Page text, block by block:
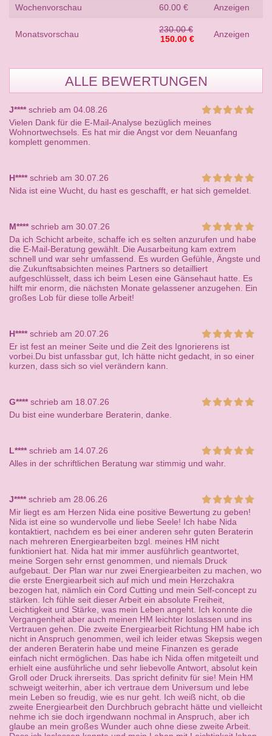
Wochenvorschau 60.00 € Anzeigen
Monatsvorschau
230.00 €
150.00 €
Anzeigen
ALLE BEWERTUNGEN
J****schrieb am 04.08.26
Vielen Dank für die E-Mail-Analyse bezüglich meines
Wohnortwechsels. Es hat mir die Angst vor dem Neuanfang
komplett genommen.
H****schrieb am 30.07.26
Nida ist eine Wucht, du hast es geschafft, er hat sich gemeldet.
M****schrieb am 30.07.26
Da ich Schicht arbeite, schaffe ich es selten anzurufen und habe
die E-Mail-Beratung gewählt. Die Ausarbeitung kam extrem
schnell und war sehr umfassend. Es wurden Gefühle, Ängste und
die Zukunftsabsichten meines Partners so detailliert
aufgeschlüsselt, dass ich beim Lesen eine Gänsehaut hatte. Es
hilft mir enorm, die nächsten Monate gelassener anzugehen. Ein
großes Lob für diese tolle Arbeit!
H****schrieb am 20.07.26
Er ist fest an meiner Seite und die Zeit des Ignorierens ist
vorbei.Du bist unfassbar gut, Ich hätte nicht gedacht, in so einer
kurzen, dass sich so viel verändern kann.
G****schrieb am 18.07.26
Du bist eine wunderbare Beraterin, danke.
L****schrieb am 14.07.26
Alles in der schriftlichen Beratung war stimmig und wahr.
J****schrieb am 28.06.26
Mir liegt es am Herzen Nida eine positive Bewertung zu geben!
Nida ist eine so wundervolle und liebe Seele! Ich habe Nida
kontaktiert, nachdem es bei einer anderen sehr guten Beraterin
nach mehreren Energiearbeiten bzgl. meines HM nicht
funktioniert hat. Nida hat mir immer ausführlich geantwortet,
meine Sorgen sehr ernst genommen, und niemals Druck
aufgebaut. Der Plan war nur zwei Energiearbeiten zu machen, wo
die erste Energiearbeit sich auf mich und mein Herzchakra
bezogen hat, nämlich ein Cord Cutting und mein Self-concept zu
stärken. Ich fühle seit dieser Arbeit ein absolute Freiheit,
Leichtigkeit und Stärke, was mein Leben angeht. Ich konnte die
Vergangenheit aber auch meinen HM leichter loslassen und ins
Vertrauen gehen. Die zweite Energiearbeit Richtung HM habe ich
nicht in Anspruch genommen, weil ich leider etwas Skepsis wegen
der anderen Beraterin habe und meine Finanzen es gerade
einfach nicht ermöglichen. Das habe ich Nida offen mitgeteilt und
erhielt eine ausführliche und sehr liebevolle Antwort, absolut kein
Groll oder Druck ihrerseits. Das spricht definitv für sie! Mein HM
schweigt weiterhin, aber ich vertraue dem Universum und lebe
mein Leben so freudig, wie es nur geht. Ich weiß nicht, ob die
zweite Energiearbeit den Durchbruch gebracht hätte und vielleicht
nehme ich sie doch irgendwann nochmal in Anspruch, aber ich
glaube an mein großes Wunder auch ohne diese zweite Arbeit.